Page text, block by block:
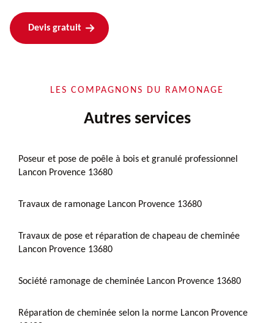
Devis gratuit
LES COMPAGNONS DU RAMONAGE
Autres services
Poseur et pose de poêle à bois et granulé professionnel
Lancon Provence 13680
Travaux de ramonage Lancon Provence 13680
Travaux de pose et réparation de chapeau de cheminée
Lancon Provence 13680
Société ramonage de cheminée Lancon Provence 13680
Réparation de cheminée selon la norme Lancon Provence